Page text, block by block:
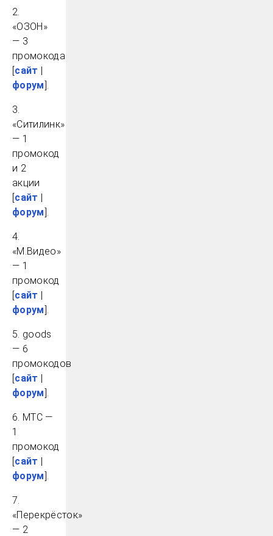
2.
«ОЗОН»
— 3
промокода
[сайт |
форум].
3.
«Ситилинк»
— 1
промокод
и 2
акции
[сайт |
форум].
4.
«М.Видео»
— 1
промокод
[сайт |
форум].
5. goods
— 6
промокодов
[сайт |
форум].
6. МТС —
1
промокод
[сайт |
форум].
7.
«Перекрёсток»
— 2